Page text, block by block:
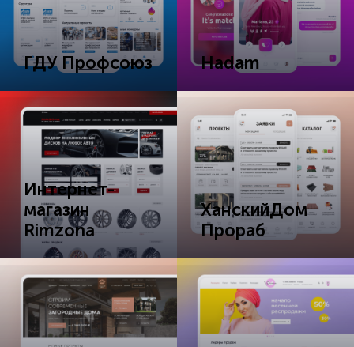
ГДУ Профсоюз Hadam
Интернет-
магазин
Rimzona
ХанскийДом
Прораб